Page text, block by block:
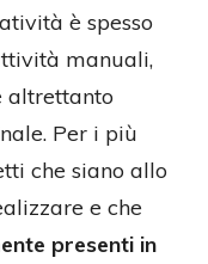
è spesso
manuali,
altrettanto
Per i più
che siano allo
e che
presenti in